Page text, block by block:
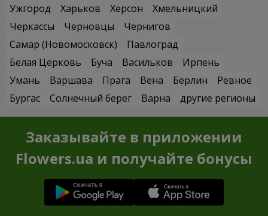
Ужгород
Харьков Херсон
Хмельницкий
Черкассы
Черновцы
Чернигов
Самар (Новомосковск)
Павлоград
Белая Церковь
Буча Васильков
Ирпень
Умань
Варшава Прага Вена Берлин
Ревное
Бургас
Солнечный берег Варна другие регионы
Заказывайте в приложении
Flowers.ua и получайте бонусы